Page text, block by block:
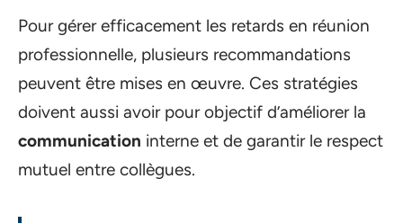
Pour gérer efficacement les retards en réunion
professionnelle, plusieurs recommandations
peuvent être mises en œuvre. Ces stratégies
doivent aussi avoir pour objectif d’améliorer la
communication interne et de garantir le respect
mutuel entre collègues.